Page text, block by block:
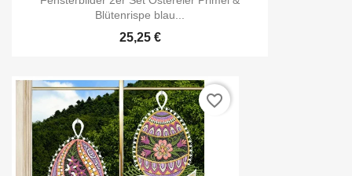
Blütenrispe blau...
25,25 €
favorite_border